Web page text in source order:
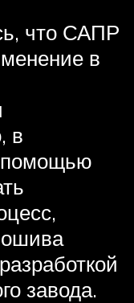
что САПР
в
в
помощью
завода.